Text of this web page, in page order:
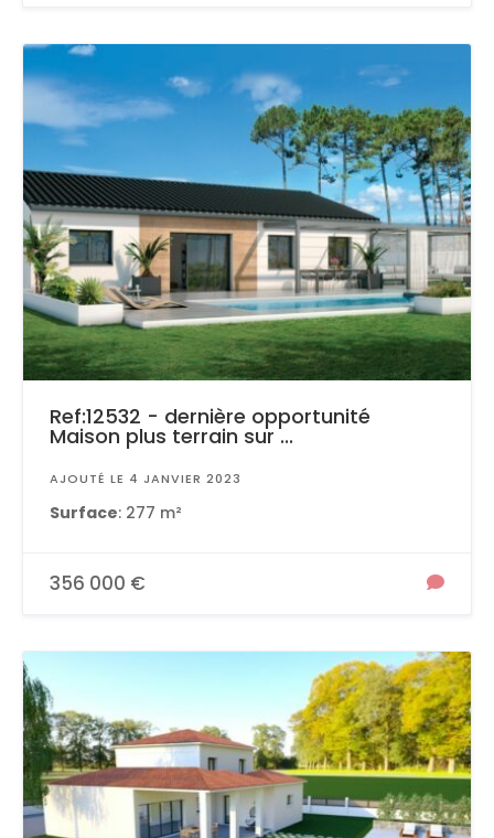
Ref:12532 - dernière opportunité
Maison plus terrain sur ...
AJOUTÉ LE 4 JANVIER 2023
Surface: 277 m²
356 000 €